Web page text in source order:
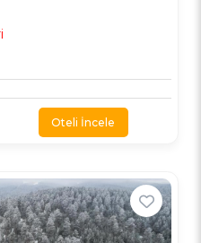
Oteli İncele